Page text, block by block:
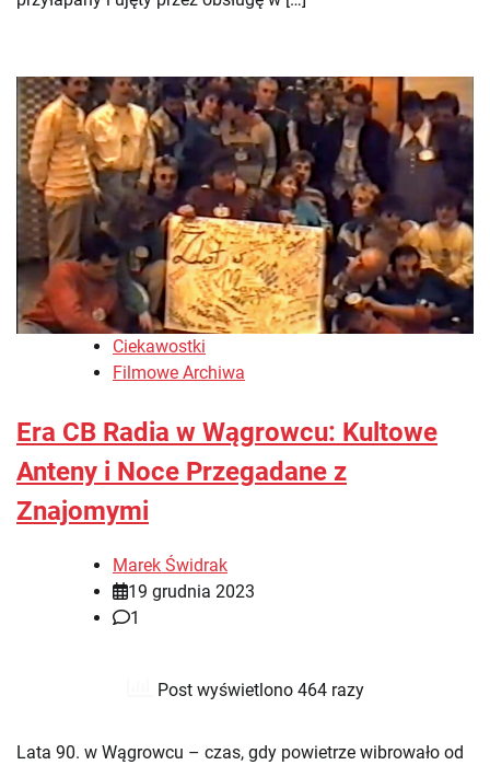
Ciekawostki
Filmowe Archiwa
Era CB Radia w Wągrowcu: Kultowe
Anteny i Noce Przegadane z
Znajomymi
Marek Świdrak
19 grudnia 2023
1
Post wyświetlono 464 razy
Lata 90. w Wągrowcu – czas, gdy powietrze wibrowało od